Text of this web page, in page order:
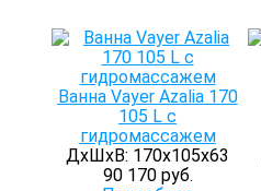
Ванна Vayer Azalia 170
105 L с
гидромассажем
ДхШхВ: 170х105х63
90 170 руб.